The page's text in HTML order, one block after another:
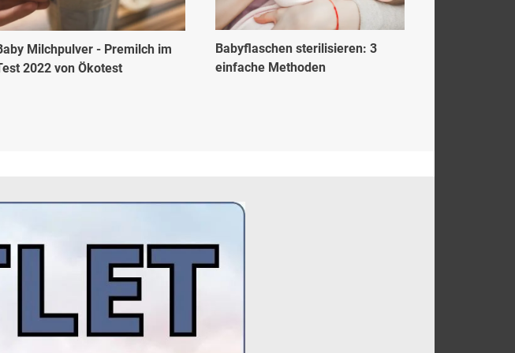
Milchpulver - Premilch im
2022 von Ökotest
Babyflaschen sterilisieren: 3
einfache Methoden